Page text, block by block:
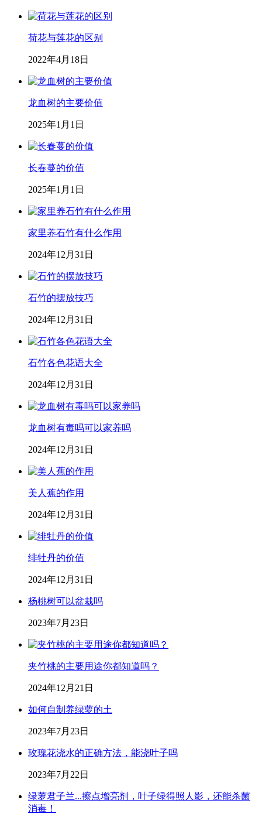
荷花与莲花的区别
2022年4月18日
龙血树的主要价值
2025年1月1日
长春蔓的价值
2025年1月1日
家里养石竹有什么作用
2024年12月31日
石竹的摆放技巧
2024年12月31日
石竹各色花语大全
2024年12月31日
龙血树有毒吗可以家养吗
2024年12月31日
美人蕉的作用
2024年12月31日
绯牡丹的价值
2024年12月31日
杨桃树可以盆栽吗
2023年7月23日
夹竹桃的主要用途你都知道吗？
2024年12月21日
如何自制养绿萝的土
2023年7月23日
玫瑰花浇水的正确方法，能浇叶子吗
2023年7月22日
绿萝君子兰...擦点增亮剂，叶子绿得照人影，还能杀菌
消毒！